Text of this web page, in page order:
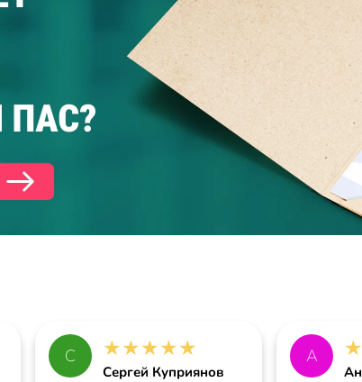
С ★★★★★
Сергей Куприянов
А ★